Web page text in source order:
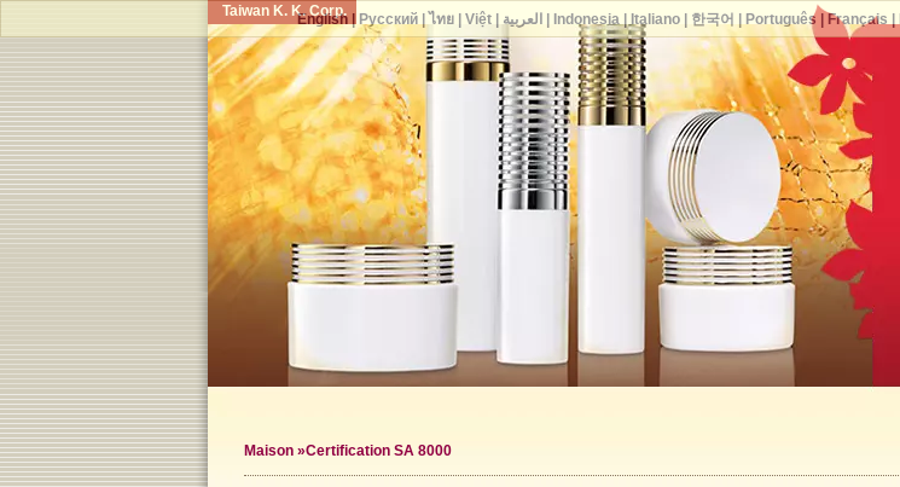
Taiwan K. K. Corp.
Maison »Certification SA 8000
English| Русский| ไทย| Việt| العربية Indonesia| Italiano| 한국어 Português Français